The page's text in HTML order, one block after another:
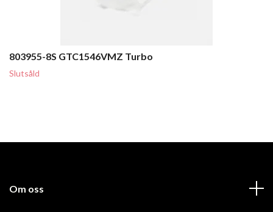
803955-8S GTC1546VMZ Turbo
Slutsåld
Om oss